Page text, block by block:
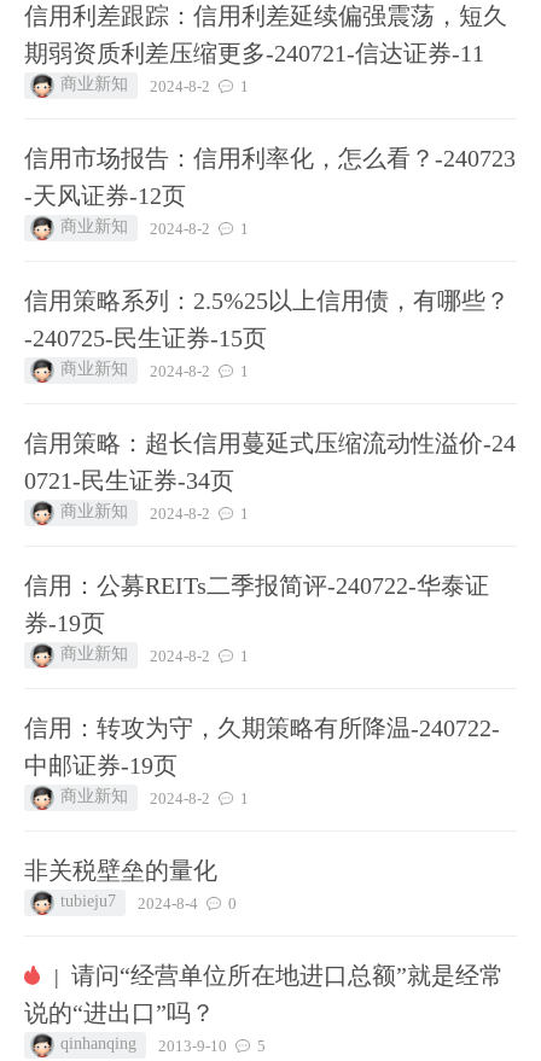
信用利差跟踪：信用利差延续偏强震荡，短久
期弱资质利差压缩更多-240721-信达证券-11
商业新知 2024-8-2 1
信用市场报告：信用利率化，怎么看？-240723
-天风证券-12页
商业新知 2024-8-2 1
信用策略系列：2.5%25以上信用债，有哪些？
-240725-民生证券-15页
商业新知 2024-8-2 1
信用策略：超长信用蔓延式压缩流动性溢价-24
0721-民生证券-34页
商业新知 2024-8-2 1
信用：公募REITs二季报简评-240722-华泰证
券-19页
商业新知 2024-8-2 1
信用：转攻为守，久期策略有所降温-240722-
中邮证券-19页
商业新知 2024-8-2 1
非关税壁垒的量化
tubieju7 2024-8-4 0
| 请问“经营单位所在地进口总额”就是经常
说的“进出口”吗？
qinhanqing 2013-9-10 5